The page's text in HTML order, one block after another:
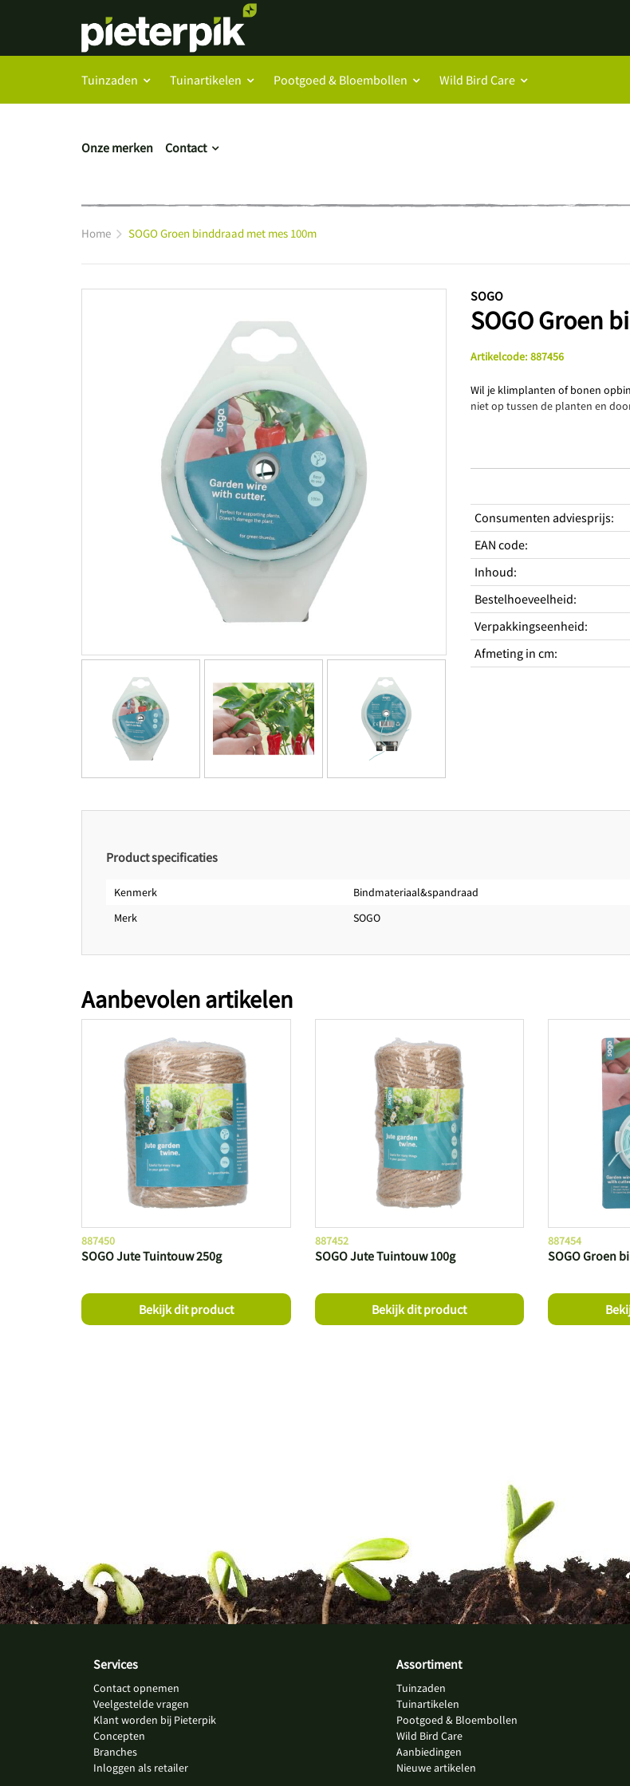
Tuinzaden Tuinartikelen Pootgoed & Bloembollen Wild Bird Care
Onze merken Contact
Home SOGO Groen binddraad met mes 100m
SOGO
SOGO Groen
Artikelcode: 887456
Wil je klimplanten of bonen
niet op tussen de planten en
Beschadigd de plant niet
Eenvoudig in gebruik
Onopvallend in plant
Consumenten adviesprijs:
EAN code:
Inhoud:
Bestelhoeveelheid:
Verpakkingseenheid:
Afmeting in cm:
Product specificaties
Kenmerk
Bindmateriaal&spandraad
Merk
SOGO
Aanbevolen artikelen
SOGO Jute Tuintouw 250g
887450
Bekijk dit product
SOGO Jute Tuintouw 100g
887452
Bekijk dit product
SOGO Groen
887454
Services
Contact opnemen
Veelgestelde vragen
Klant worden bij Pieterpik
Concepten
Branches
Inloggen als retailer
Assortiment
Tuinzaden
Tuinartikelen
Pootgoed & Bloembollen
Wild Bird Care
Aanbiedingen
Nieuwe artikelen